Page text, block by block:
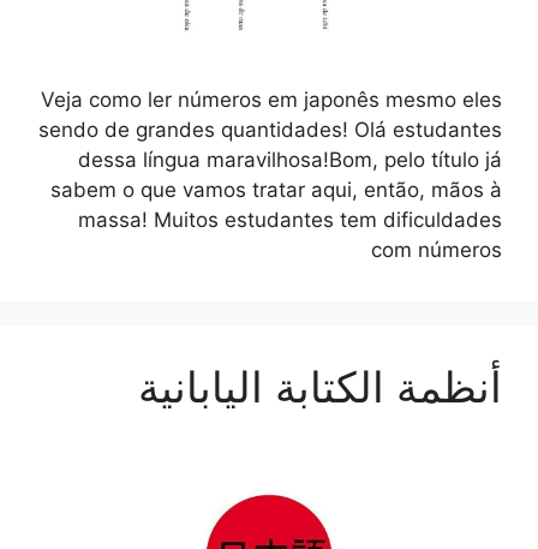
Veja como ler números em japonês mesmo eles
sendo de grandes quantidades! Olá estudantes
dessa língua maravilhosa!Bom, pelo título já
sabem o que vamos tratar aqui, então, mãos à
massa! Muitos estudantes tem dificuldades
com números
أنظمة الكتابة اليابانية